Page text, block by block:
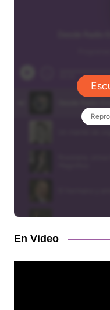
En Video